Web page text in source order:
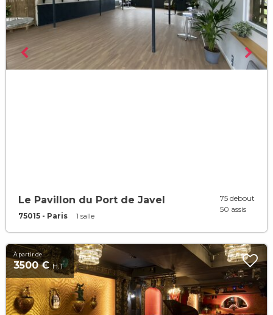
Le Pavillon du Port de Javel
75015 - Paris 1 salle
75 debout
50 assis
À partir de
3500 €H.T